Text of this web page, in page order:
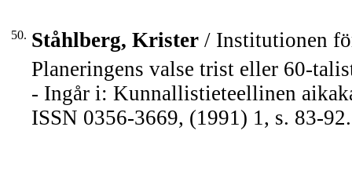
50. Ståhlberg, Krister / Institutionen
Planeringens valse trist eller 60-
- Ingår i: Kunnallistieteellinen
ISSN 0356-3669, (1991) 1, s. 83-92.